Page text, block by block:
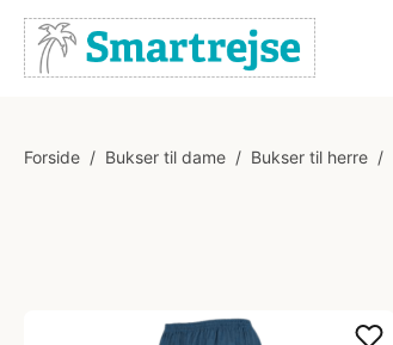
Forside / Bukser til dame / Bukser til herre /